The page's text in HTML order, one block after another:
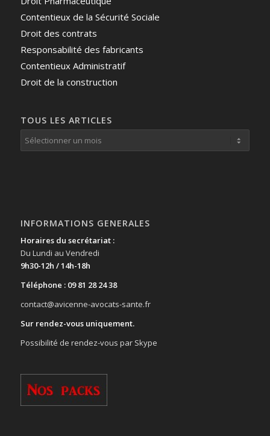
Contentieux de la Sécurité Sociale
Droit des contrats
Responsabilité des fabricants
Contentieux Administratif
Droit de la construction
TOUS LES ARTICLES
INFORMATIONS GENERALES
Horaires du secrétariat :
Du Lundi au Vendredi
9h30-12h / 14h-18h
Téléphone : 09 81 28 24 38
contact@avicenne-avocats-sante.fr
Sur rendez-vous uniquement.
Possibilité de rendez-vous par Skype